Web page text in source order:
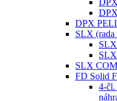
DPX
SLX (rada
SLX
FD Solid
4-